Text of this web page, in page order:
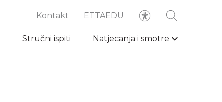
Kontakt ETTAEDU
Stručni ispiti Natjecanja i smotre